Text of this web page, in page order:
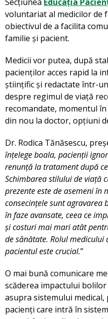
voluntariat al medicilor de
obiectivul de a facilita
familie și pacient.
Medicii vor putea, după
pacienților acces rapid la
științific și redactate într-
despre regimul de viață
recomandate, momentul
din nou la doctor, opțiuni
Dr. Rodica Tănăsescu,
înțelege boala, pacienții
renunță la tratament după
Schimbarea stilului de viață
prezente este de asemeni în
consecințele sunt agravarea
în faze avansate, ceea ce
și costuri mai mari atât
de sănătate. Rolul
pacientul este crucial.”
O mai bună comunicare
scăderea impactului
asupra sistemului
pacienți care intră în